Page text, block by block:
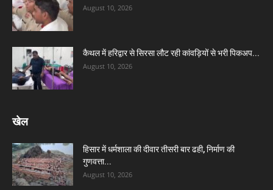
August 10, 2026
कैथल में हरिद्वार से सिरसा लौट रही कांवड़ियों से भरी पिकअप...
August 10, 2026
खेल
हिसार में धर्मशाला की दीवार तीसरी बार ढही, निर्माण की
गुणवत्ता...
August 10, 2026